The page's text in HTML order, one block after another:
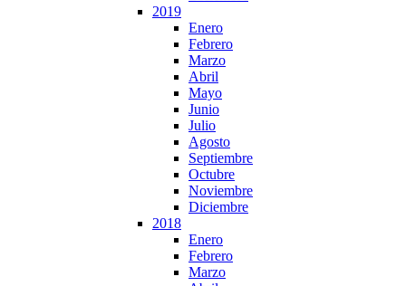
2019
Enero
Febrero
Marzo
Abril
Mayo
Junio
Julio
Agosto
Septiembre
Octubre
Noviembre
Diciembre
2018
Enero
Febrero
Marzo